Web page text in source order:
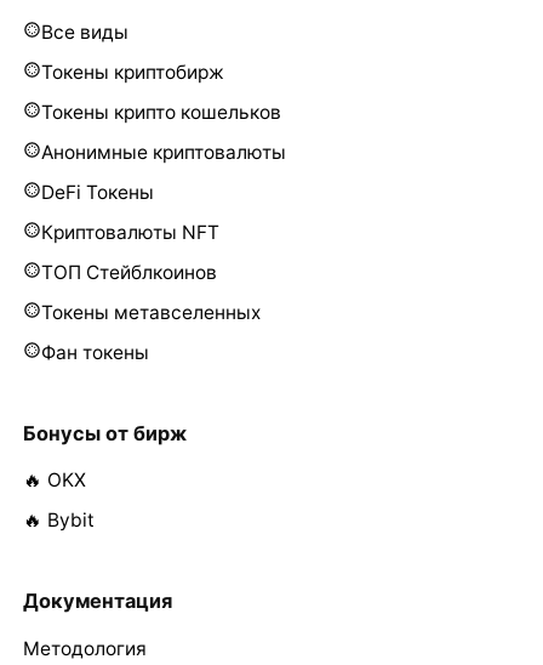
Все виды
Токены криптобирж
Токены крипто кошельков
Анонимные криптовалюты
DeFi Токены
Криптовалюты NFT
ТОП Стейблкоинов
Токены метавселенных
Фан токены
Бонусы от бирж
🔥 OKX
🔥 Bybit
Документация
Методология